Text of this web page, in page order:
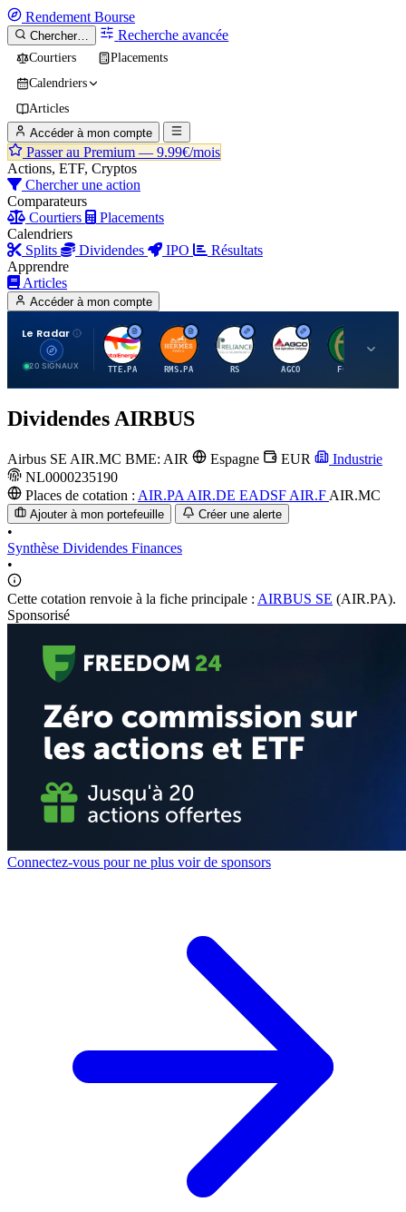
Rendement Bourse
Chercher… Recherche avancée
Courtiers
Placements
Calendriers
Articles
Accéder à mon compte
Passer au Premium — 9.99€/mois
Actions, ETF, Cryptos
Chercher une action
Comparateurs
Courtiers
Placements
Calendriers
Splits
Dividendes IPO
Résultats
Apprendre
Articles
Accéder à mon compte
Le Radar
20 SIGNAUX
T
TTE.PA
H
RMS.PA
R
RS
A
AGCO FCFS
Dividendes AIRBUS
Airbus SE AIR.MC BME: AIR Espagne EUR
Industrie
NL0000235190
Places de cotation : AIR.PA AIR.DE EADSF AIR.F AIR.MC
Ajouter à mon portefeuille Créer une alerte
•
Synthèse Dividendes Finances
•
Cette cotation renvoie à la fiche principale : AIRBUS SE (AIR.PA).
Sponsorisé
Connectez-vous pour ne plus voir de sponsors